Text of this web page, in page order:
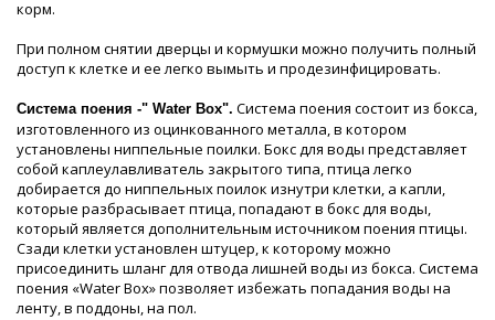
корм.
При полном снятии дверцы и кормушки можно получить полный
доступ к клетке и ее легко вымыть и продезинфицировать.
Система поения -" Water Box". Система поения состоит из бокса,
изготовленного из оцинкованного металла, в котором
установлены ниппельные поилки. Бокс для воды представляет
собой каплеулавливатель закрытого типа, птица легко
добирается до ниппельных поилок изнутри клетки, а капли,
которые разбрасывает птица, попадают в бокс для воды,
который является дополнительным источником поения птицы.
Сзади клетки установлен штуцер, к которому можно
присоединить шланг для отвода лишней воды из бокса. Система
поения «Water Box» позволяет избежать попадания воды на
ленту, в поддоны, на пол.